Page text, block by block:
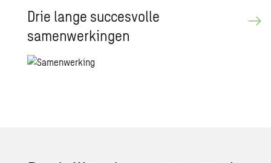
Drie lange succesvolle
samenwerkingen